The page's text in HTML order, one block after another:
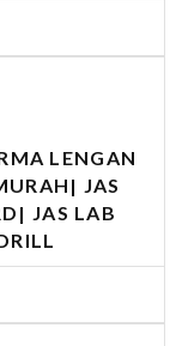
LENGAN
JAS
JAS LAB